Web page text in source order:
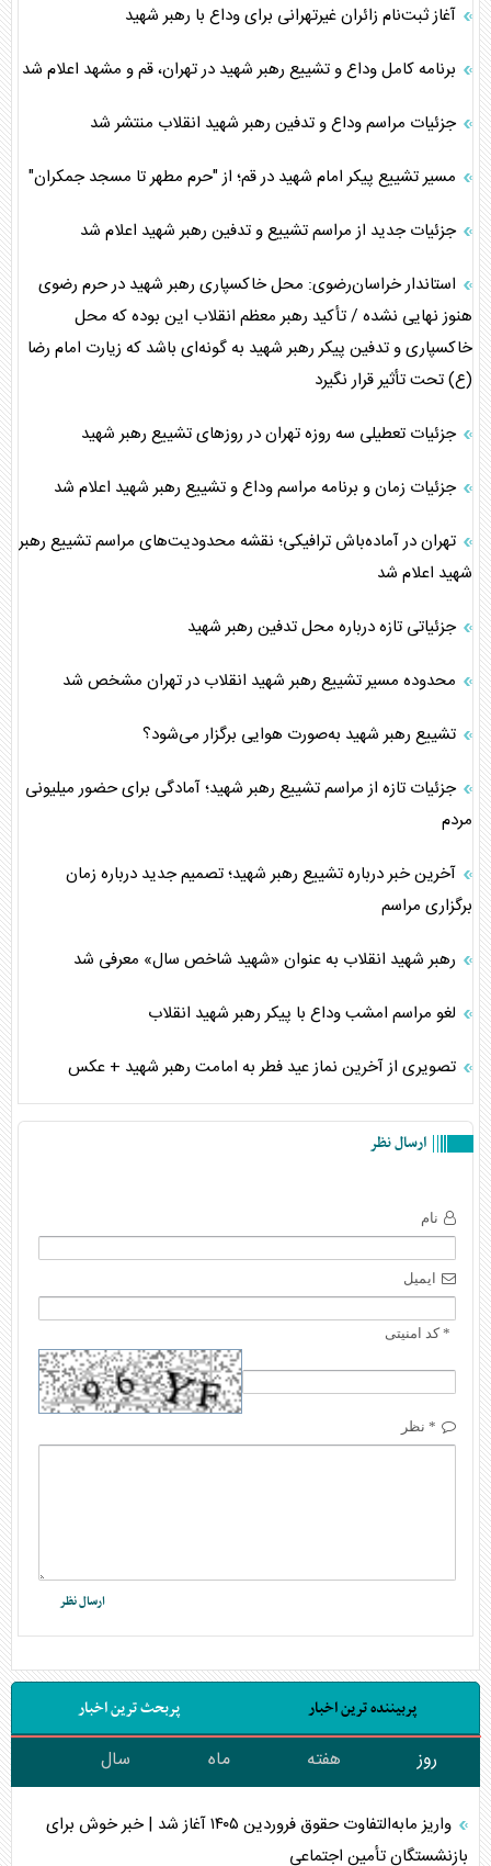
آغاز ثبت‌نام زائران غیرتهرانی برای وداع با رهبر شهید
برنامه کامل وداع و تشییع رهبر شهید در تهران، قم و مشهد اعلام شد
جزئیات مراسم وداع و تدفین رهبر شهید انقلاب منتشر شد
مسیر تشییع پیکر امام شهید در قم؛ از "حرم مطهر تا مسجد جمکران"
جزئیات جدید از مراسم تشییع و تدفین رهبر شهید اعلام شد
استاندار خراسان‌رضوی: محل خاکسپاری رهبر شهید در حرم رضوی
هنوز نهایی نشده / تأکید رهبر معظم انقلاب این بوده که محل
خاکسپاری و تدفین پیکر رهبر شهید به گونه‌ای باشد که زیارت امام رضا
(ع) تحت تأثیر قرار نگیرد
جزئیات تعطیلی سه روزه تهران در روز‌های تشییع رهبر شهید
جزئیات زمان و برنامه مراسم وداع و تشییع رهبر شهید اعلام شد
تهران در آماده‌باش ترافیکی؛ نقشه محدودیت‌های مراسم تشییع رهبر
شهید اعلام شد
جزئیاتی تازه درباره محل تدفین رهبر شهید
محدوده مسیر تشییع رهبر شهید انقلاب در تهران مشخص شد
تشییع رهبر شهید به‌صورت هوایی برگزار می‌شود؟
جزئیات تازه از مراسم تشییع رهبر شهید؛ آمادگی برای حضور میلیونی
مردم
آخرین خبر درباره تشییع رهبر شهید؛ تصمیم جدید درباره زمان
برگزاری مراسم
رهبر شهید انقلاب به عنوان «شهید شاخص سال» معرفی شد
لغو مراسم امشب وداع با پیکر رهبر شهید انقلاب
تصویری از آخرین نماز عید فطر به امامت رهبر شهید + عکس
ارسال نظر
نام
ایمیل
* کد امنیتی
* نظر
پربیننده ترین اخبار پربحث ترین اخبار
روز هفته ماه سال
واریز مابه‌التفاوت حقوق فروردین ۱۴۰۵ آغاز شد | خبر خوش برای
بازنشستگان تأمین اجتماعی